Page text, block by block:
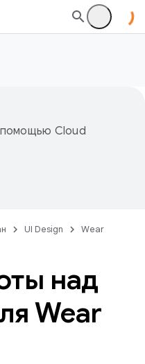
помощью Cloud
UI Design
Wear
над
Wear